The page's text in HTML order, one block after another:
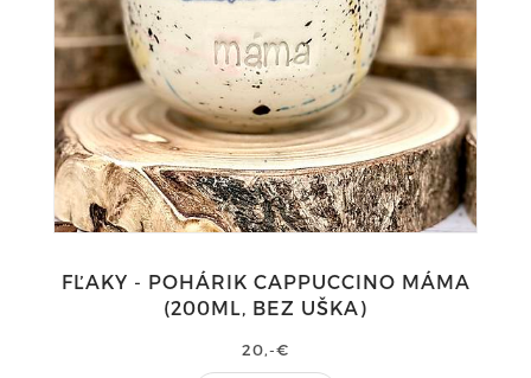
FĽAKY - POHÁRIK CAPPUCCINO MÁMA
(200ML, BEZ UŠKA)
20,-€